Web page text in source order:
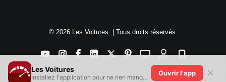
© 2026 Les Voitures. | Tous droits réservés.
Les Voitures
Installez l'application pour ne rien manquer !
Ouvrir l'app ✕